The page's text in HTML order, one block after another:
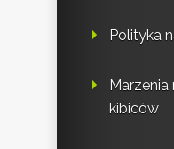
Polityka
kibiców